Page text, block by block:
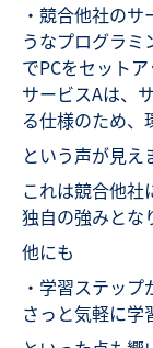
・競合他社の
うなプログラ
でPCをセット
サービスAは、
る仕様のため、
という声が見え
これは競合他社
独自の強みとな
他にも
・学習ステッ
さっと気軽に学